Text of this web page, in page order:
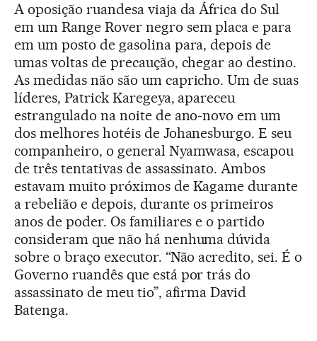
A oposição ruandesa viaja da África do Sul
em um Range Rover negro sem placa e para
em um posto de gasolina para, depois de
umas voltas de precaução, chegar ao destino.
As medidas não são um capricho. Um de suas
líderes, Patrick Karegeya, apareceu
estrangulado na noite de ano-novo em um
dos melhores hotéis de Johanesburgo. E seu
companheiro, o general Nyamwasa, escapou
de três tentativas de assassinato. Ambos
estavam muito próximos de Kagame durante
a rebelião e depois, durante os primeiros
anos de poder. Os familiares e o partido
consideram que não há nenhuma dúvida
sobre o braço executor. “Não acredito, sei. É o
Governo ruandês que está por trás do
assassinato de meu tio”, afirma David
Batenga.